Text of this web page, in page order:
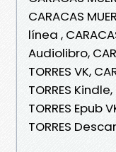
CARACAS
línea ,
Audiolibro,
TORRES VK,
TORRES Kindle,
TORRES Epub
TORRES